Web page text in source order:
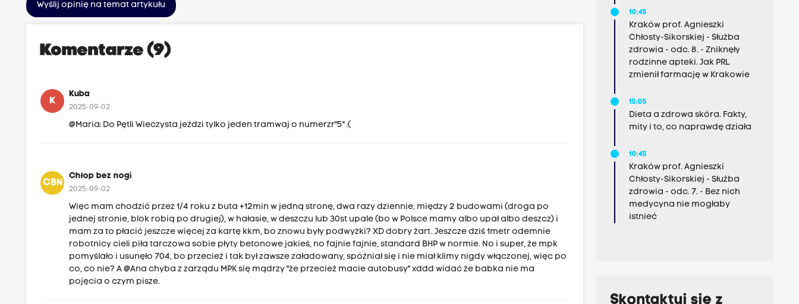
Wyślij opinię na temat artykułu
Komentarze (9)
K
Kuba
2025-09-02
@Maria: Do Pętli Wieczysta jeździ tylko jeden tramwaj o numerzr"5" :(
CBN
Chłop bez nogi
2025-09-02
Więc mam chodzić przez 1/4 roku z buta +12min w jedną stronę, dwa razy dziennie, między 2 budowami (droga po
jednej stronie, blok robią po drugiej), w hałasie, w deszczu lub 30st upale (bo w Polsce mamy albo upał albo deszcz) i
mam za to płacić jeszcze więcej za kartę kkm, bo znowu były podwyżki? XD dobry żart. Jeszcze dziś 1metr odemnie
robotnicy cieli piła tarczowa sobie płyty betonowe jakieś, no fajnie fajnie, standard BHP w normie. No i super, że mpk
pomyślało i usunęło 704, bo przecież i tak był zawsze załadowany, spóźniał się i nie miał klimy nigdy włączonej, więc po
co, co nie? A @Ana chyba z zarządu MPK się mądrzy "że przecież macie autobusy" xddd widać że babka nie ma
pojęcia o czym pisze.
10:45
Kraków prof. Agnieszki
Chłosty-Sikorskiej - Służba
zdrowia - odc. 8. - Zniknęły
rodzinne apteki. Jak PRL
zmienił farmację w Krakowie
15:05
Dieta a zdrowa skóra. Fakty,
mity i to, co naprawdę działa
10:45
Kraków prof. Agnieszki
Chłosty-Sikorskiej - Służba
zdrowia - odc. 7. - Bez nich
medycyna nie mogłaby
istnieć
Skontaktuj się z